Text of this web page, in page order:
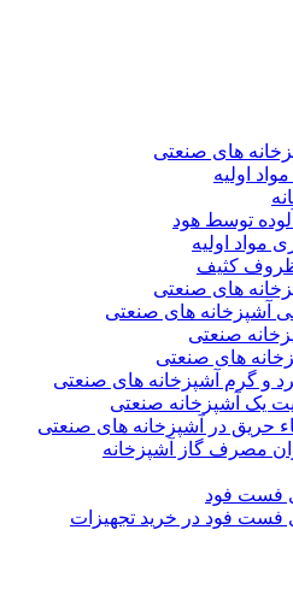
های صنعتی
اولیه
توسط هود
مواد اولیه
کثیف
های صنعتی
آشپزخانه های صنعتی
صنعتی
های صنعتی
و گرم آشپزخانه های صنعتی
یک آشپزخانه صنعتی
حریق در آشپزخانه های صنعتی
مصرف گاز آشپزخانه
فست فود
فست فود در خرید تجهیزات